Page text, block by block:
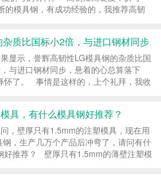
的模具钢，有成功经验的，我推荐高韧
质比国标小2倍，与进口钢材同步
显示，誉辉高韧性LG模具钢的杂质比国
与进口钢材同步，悬着的心总算落下
怀了。 事情是这样的，上个礼拜，我收
，产品不合格。 &nbs...
具，有什么模具钢好推荐？
，壁厚只有1.5mm的注塑模具，现在用
钢，生产几万个产品后冲弯了，请问有什
好推荐？ 壁厚只有1.5mm的薄壁注塑模